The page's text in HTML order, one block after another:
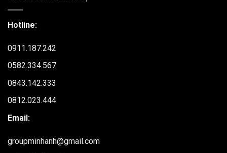
Hotline:
0911.187.242
0582.334.567
0843.142.333
0812.023.444
Email:
groupminhanh@gmail.com